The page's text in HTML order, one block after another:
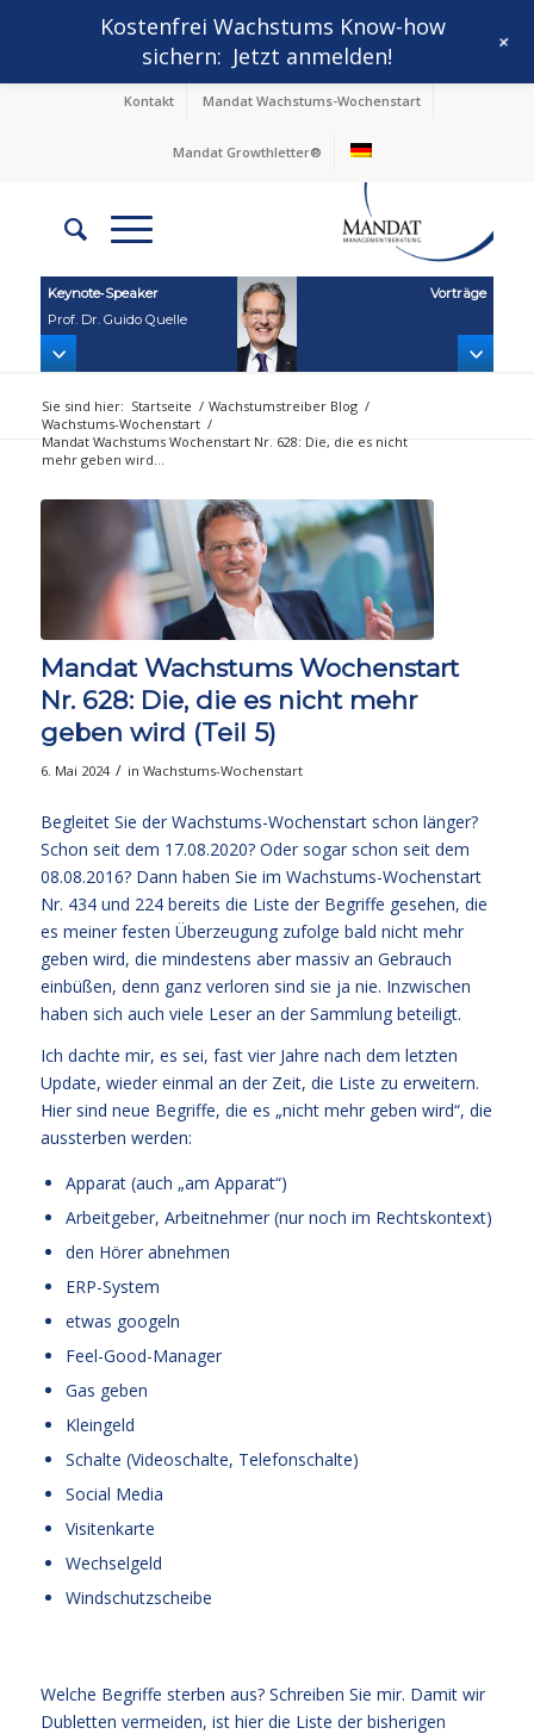
Kontakt Mandat Wachstums-Wochenstart
Mandat Growthletter®
Keynote‑Speaker
Prof. Dr. Guido Quelle
Vorträge
Sie sind hier: Startseite / Wachstumstreiber Blog /
Wachstums-Wochenstart /
Mandat Wachstums Wochenstart Nr. 628: Die, die es nicht
mehr geben wird...
Mandat Wachstums Wochenstart
Nr. 628: Die, die es nicht mehr
geben wird (Teil 5)
6. Mai 2024 / in Wachstums-Wochenstart
Begleitet Sie der Wachstums-Wochenstart schon länger?
Schon seit dem 17.08.2020? Oder sogar schon seit dem
08.08.2016? Dann haben Sie im Wachstums-Wochenstart
Nr. 434 und 224 bereits die Liste der Begriffe gesehen, die
es meiner festen Überzeugung zufolge bald nicht mehr
geben wird, die mindestens aber massiv an Gebrauch
einbüßen, denn ganz verloren sind sie ja nie. Inzwischen
haben sich auch viele Leser an der Sammlung beteiligt.
Ich dachte mir, es sei, fast vier Jahre nach dem letzten
Update, wieder einmal an der Zeit, die Liste zu erweitern.
Hier sind neue Begriffe, die es „nicht mehr geben wird“, die
aussterben werden:
Apparat (auch „am Apparat“)
Arbeitgeber, Arbeitnehmer (nur noch im Rechtskontext)
den Hörer abnehmen
ERP-System
etwas googeln
Feel-Good-Manager
Gas geben
Kleingeld
Schalte (Videoschalte, Telefonschalte)
Social Media
Visitenkarte
Wechselgeld
Windschutzscheibe
Welche Begriffe sterben aus? Schreiben Sie mir. Damit wir
Dubletten vermeiden, ist hier die Liste der bisherigen
Kostenfrei Wachstums Know-how
sichern: Jetzt anmelden! +